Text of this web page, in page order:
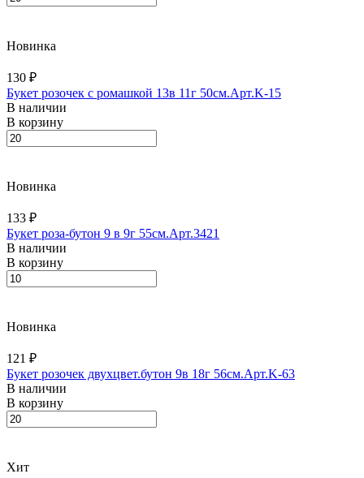
Новинка
130 ₽
Букет розочек с ромашкой 13в 11г 50см.Арт.K-15
В наличии
В корзину
Новинка
133 ₽
Букет роза-бутон 9 в 9г 55см.Арт.3421
В наличии
В корзину
Новинка
121 ₽
Букет розочек двухцвет.бутон 9в 18г 56см.Арт.K-63
В наличии
В корзину
Хит